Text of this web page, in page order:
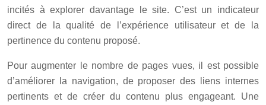
incités à explorer davantage le site. C’est un indicateur
direct de la qualité de l’expérience utilisateur et de la
pertinence du contenu proposé.
Pour augmenter le nombre de pages vues, il est possible
d’améliorer la navigation, de proposer des liens internes
pertinents et de créer du contenu plus engageant. Une